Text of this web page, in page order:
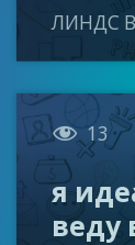
ЛИНДС
 13
я
веду